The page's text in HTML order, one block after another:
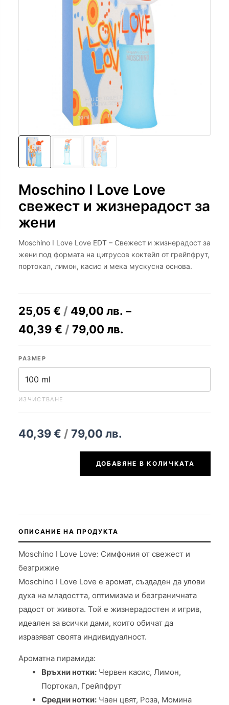
Moschino I Love Love
свежест и жизнерадост за
жени
Moschino I Love Love EDT – Свежест и жизнерадост за
жени под формата на цитрусов коктейл от грейпфрут,
портокал, лимон, касис и мека мускусна основа.
25,05 € / 49,00 лв. –
40,39 € / 79,00 лв.
РАЗМЕР
ИЗЧИСТВАНЕ
40,39€ / 79,00 лв.
ДОБАВЯНЕ В КОЛИЧКАТА
ОПИСАНИЕ НА ПРОДУКТА
Moschino I Love Love: Симфония от свежест и
безгрижие
Moschino I Love Love е аромат, създаден да улови
духа на младостта, оптимизма и безграничната
радост от живота. Той е жизнерадостен и игрив,
идеален за всички дами, които обичат да
изразяват своята индивидуалност.
Ароматна пирамида:
Връхни нотки: Червен касис, Лимон,
Портокал, Грейпфрут
Средни нотки: Чаен цвят, Роза, Момина